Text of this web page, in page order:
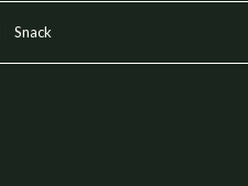
Snack